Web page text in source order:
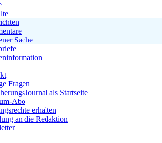
Sache
Fragen
als Startseite
Abo
erhalten
an die Redaktion